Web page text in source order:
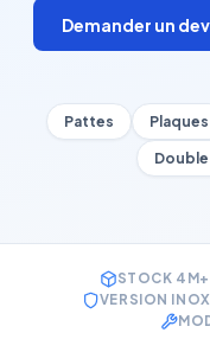
Demander un
Pattes Plaques
Double
STOCK 4M+
VERSION